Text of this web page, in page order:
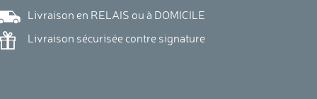
Livraison en RELAIS ou à DOMICILE
Livraison sécurisée contre signature